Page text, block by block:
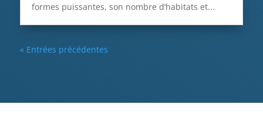
formes puissantes, son nombre d’habitats et...
« Entrées précédentes